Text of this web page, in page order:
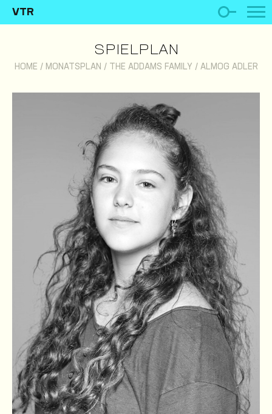
VTR
SPIELPLAN
HOME / MONATSPLAN / THE ADDAMS FAMILY / ALMOG ADLER